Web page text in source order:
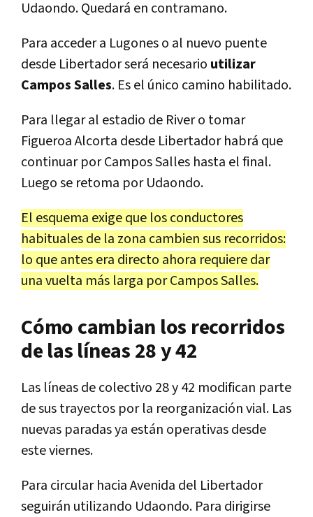
Udaondo. Quedará en contramano.
Para acceder a Lugones o al nuevo puente
desde Libertador será necesario utilizar
Campos Salles. Es el único camino habilitado.
Para llegar al estadio de River o tomar
Figueroa Alcorta desde Libertador habrá que
continuar por Campos Salles hasta el final.
Luego se retoma por Udaondo.
El esquema exige que los conductores
habituales de la zona cambien sus recorridos:
lo que antes era directo ahora requiere dar
una vuelta más larga por Campos Salles.
Cómo cambian los recorridos
de las líneas 28 y 42
Las líneas de colectivo 28 y 42 modifican parte
de sus trayectos por la reorganización vial. Las
nuevas paradas ya están operativas desde
este viernes.
Para circular hacia Avenida del Libertador
seguirán utilizando Udaondo. Para dirigirse